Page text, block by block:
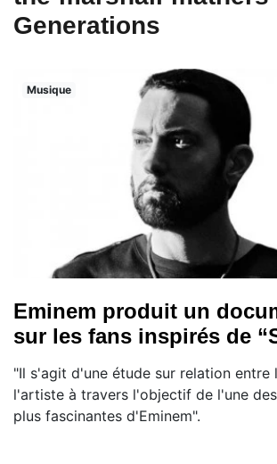
Generations
Musique
Eminem produit un
sur les fans inspirés de
"Il s'agit d'une étude sur relation entre
l'artiste à travers l'objectif de l'une
plus fascinantes d'Eminem".